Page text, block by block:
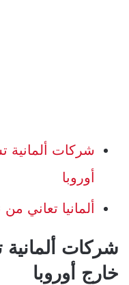
شركات
أوروبا
ألمانيا تعاني
شركات ألمانية
خارج أوروبا